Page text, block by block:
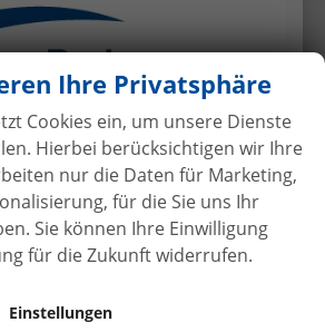
EU-
Kia Rio an Herr
Auslieferungen
Ihre Privatsphäre
Cookies ein, um unsere Dienste
Hierbei berücksichtigen wir Ihre
nur die Daten für Marketing,
für die Sie uns Ihr
Sie können Ihre Einwilligung
für die Zukunft widerrufen.
Einstellungen
Anzahlungbei
von der Forst genießen Sie
und Transparenz. Bei uns